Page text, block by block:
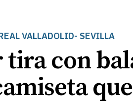
VALLADOLID- SEVILLA
con